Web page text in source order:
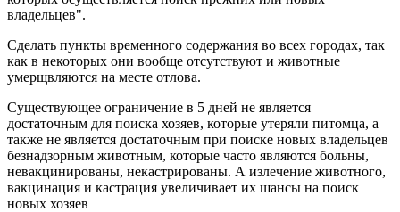
владельцев".
Сделать пункты временного содержания во всех городах, так
как в некоторых они вообще отсутствуют и животные
умерщвляются на месте отлова.
Существующее ограничение в 5 дней не является
достаточным для поиска хозяев, которые утеряли питомца, а
также не является достаточным при поиске новых владельцев
безнадзорным животным, которые часто являются больны,
невакцинированы, некастрированы. А излечение животного,
вакцинация и кастрация увеличивает их шансы на поиск
новых хозяев